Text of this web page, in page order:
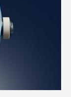
для
сочетание
Мишлен: